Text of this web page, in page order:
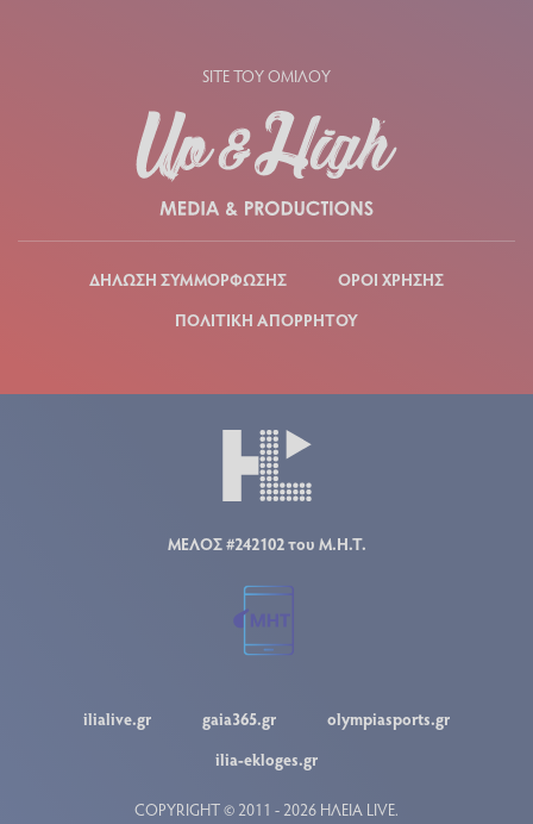
SITE ΤΟΥ ΟΜΙΛΟΥ
ΔΗΛΩΣΗ ΣΥΜΜΟΡΦΩΣΗΣ
ΟΡΟΙ ΧΡΗΣΗΣ
ΠΟΛΙΤΙΚΗ ΑΠΟΡΡΗΤΟΥ
ΜΕΛΟΣ #242102 του Μ.Η.Τ.
ilialive.gr gaia365.gr
olympiasports.gr
ilia-ekloges.gr
COPYRIGHT © 2011 - 2026 ΗΛΕΙΑ LIVE.